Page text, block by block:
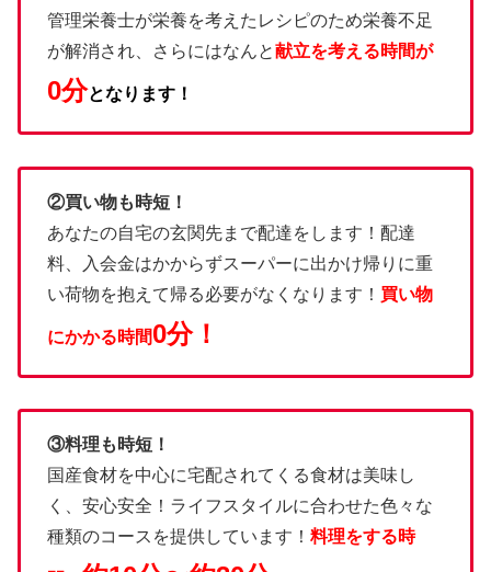
管理栄養士が栄養を考えたレシピのため栄養不足
が解消され、さらにはなんと献立を考える時間が
0分となります！
②買い物も時短！
あなたの自宅の玄関先まで配達をします！配達
料、入会金はかからずスーパーに出かけ帰りに重
い荷物を抱えて帰る必要がなくなります！ 買い物
にかかる時間0分！
③料理も時短！
国産食材を中心に宅配されてくる食材は美味し
く、安心安全！ライフスタイルに合わせた色々な
種類のコースを提供しています！ 料理をする時